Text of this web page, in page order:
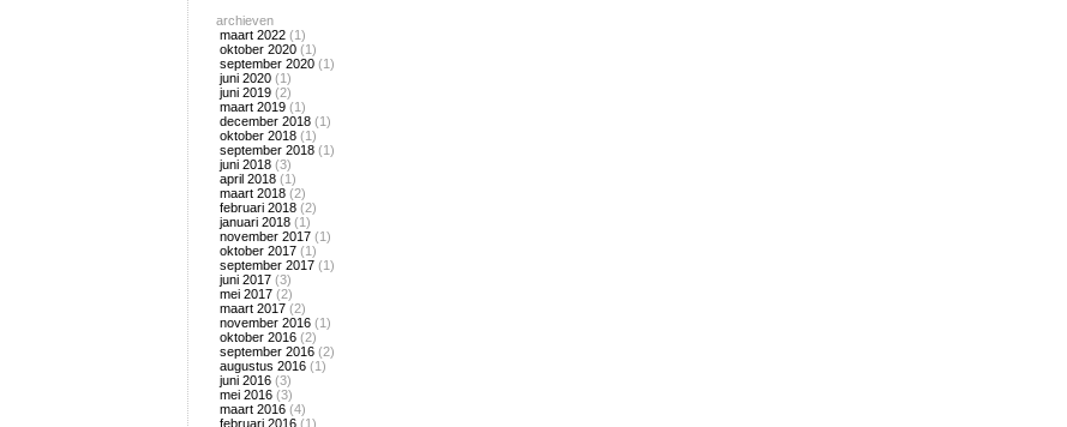
archieven
maart 2022 (1)
oktober 2020 (1)
september 2020 (1)
juni 2020 (1)
juni 2019 (2)
maart 2019 (1)
december 2018 (1)
oktober 2018 (1)
september 2018 (1)
juni 2018 (3)
april 2018 (1)
maart 2018 (2)
februari 2018 (2)
januari 2018 (1)
november 2017 (1)
oktober 2017 (1)
september 2017 (1)
juni 2017 (3)
mei 2017 (2)
maart 2017 (2)
november 2016 (1)
oktober 2016 (2)
september 2016 (2)
augustus 2016 (1)
juni 2016 (3)
mei 2016 (3)
maart 2016 (4)
februari 2016 (1)